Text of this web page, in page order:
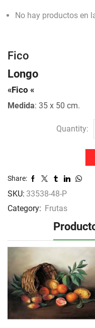
No hay productos en
Fico
Longo
«Fico «
Medida: 35 x 50 cm.
Share:
SKU: 33538-48-P
Category: Frutas